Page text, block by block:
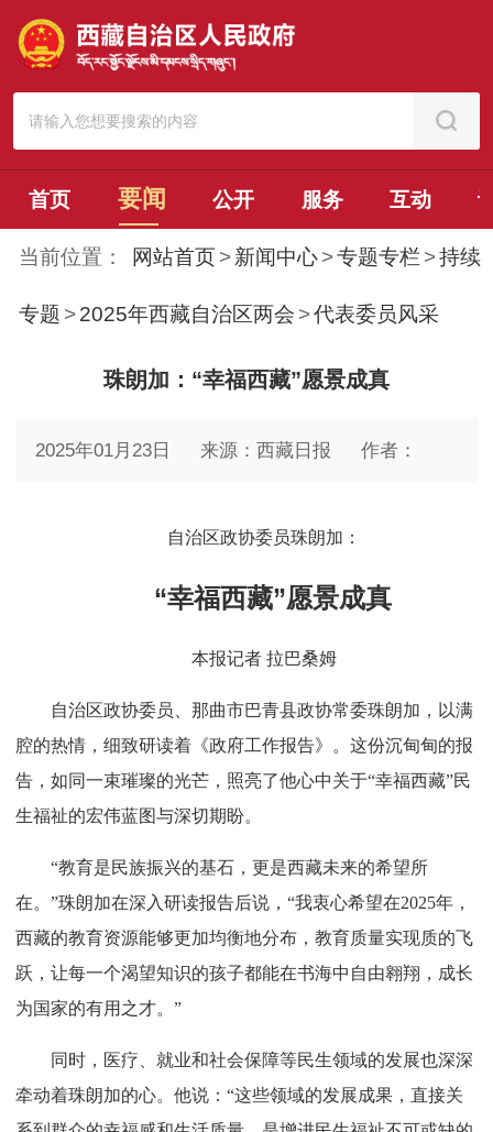
首页 要闻 公开 服务 互动
当前位置： 网站首页 > 新闻中心 >专题专栏 >持续
专题 > 2025年西藏自治区两会 >代表委员风采
珠朗加：“幸福西藏”愿景成真
2025年01月23日 来源：西藏日报 作者：
自治区政协委员珠朗加：
“幸福西藏”愿景成真
本报记者 拉巴桑姆
自治区政协委员、那曲市巴青县政协常委珠朗加，以满
腔的热情，细致研读着《政府工作报告》。这份沉甸甸的报
告，如同一束璀璨的光芒，照亮了他心中关于“幸福西藏”民
生福祉的宏伟蓝图与深切期盼。
“教育是民族振兴的基石，更是西藏未来的希望所
在。”珠朗加在深入研读报告后说，“我衷心希望在2025年，
西藏的教育资源能够更加均衡地分布，教育质量实现质的飞
跃，让每一个渴望知识的孩子都能在书海中自由翱翔，成长
为国家的有用之才。”
同时，医疗、就业和社会保障等民生领域的发展也深深
牵动着珠朗加的心。他说：“这些领域的发展成果，直接关